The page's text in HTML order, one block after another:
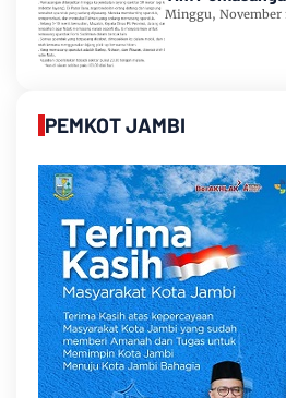
Romi-Sudirman
Minggu, November
PEMKOT JAMBI